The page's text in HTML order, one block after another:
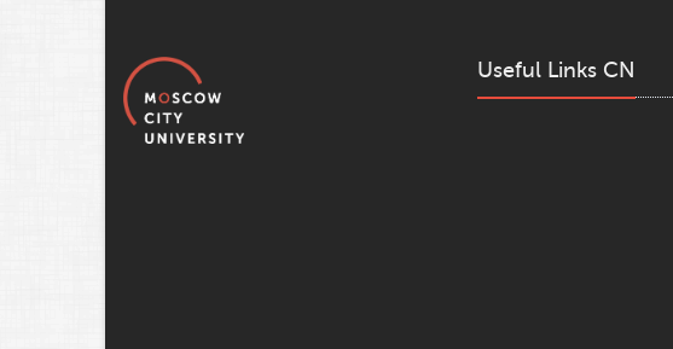
Useful Links CN